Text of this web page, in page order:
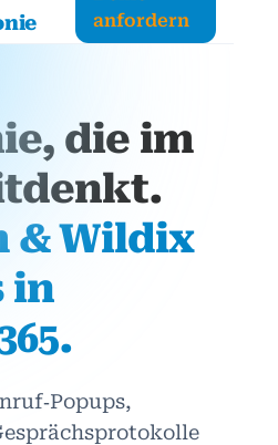
anfordern
die im
& Wildix
in